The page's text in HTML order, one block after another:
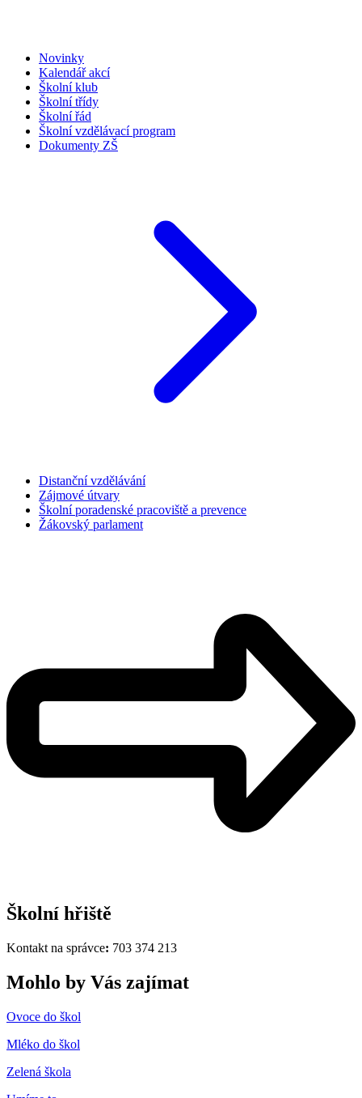
Novinky
Kalendář akcí
Školní klub
Školní třídy
Školní řád
Školní vzdělávací program
Dokumenty ZŠ
Distanční vzdělávání
Zájmové útvary
Školní poradenské pracoviště a prevence
Žákovský parlament
Školní hřiště
Kontakt na správce: 703 374 213
Mohlo by Vás zajímat
Ovoce do škol
Mléko do škol
Zelená škola